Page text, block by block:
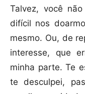
Talvez, você
difícil nos
mesmo. Ou, de
interesse, que
minha parte. Te
te desculpei,